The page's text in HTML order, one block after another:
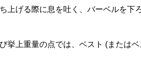
上げる際に息を吐く、バーベルを下
挙上重量の点では、ベスト (または